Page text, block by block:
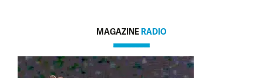
MAGAZINE RADIO